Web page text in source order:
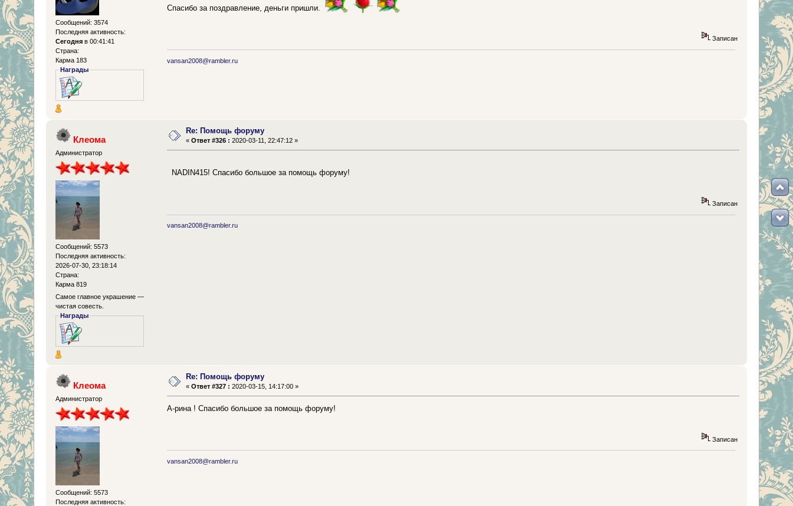
Сообщений: 3574
Последняя активность:
Сегодня в 00:41:41
Страна:
Карма 183
Награды
Спасибо за поздравление, деньги пришли.
Записан
vansan2008@rambler.ru
Клеома
Администратор
Сообщений: 5573
Последняя активность:
2026-07-30, 23:18:14
Страна:
Карма 819
Самое главное украшение —
чистая совесть.
Награды
Re: Помощь форуму
«Ответ #326 : 2020-03-11, 22:47:12 »
NADIN415! Спасибо большое за помощь форуму!
Записан
vansan2008@rambler.ru
Клеома
Администратор
Сообщений: 5573
Последняя активность:
Re: Помощь форуму
«Ответ #327 : 2020-03-15, 14:17:00 »
А-рина ! Спасибо большое за помощь форуму!
Записан
vansan2008@rambler.ru